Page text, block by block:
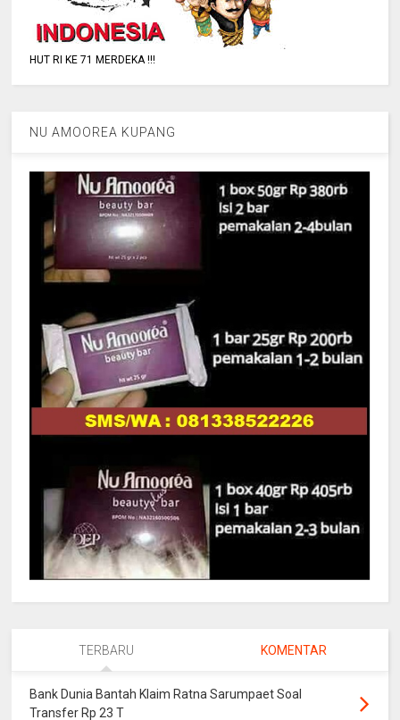
HUT RI KE 71 MERDEKA !!!
NU AMOOREA KUPANG
TERBARU KOMENTAR
Bank Dunia Bantah Klaim Ratna Sarumpaet Soal
Transfer Rp 23 T